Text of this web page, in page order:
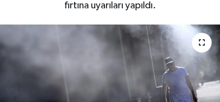
fırtına uyarıları yapıldı.
Manşet Altı